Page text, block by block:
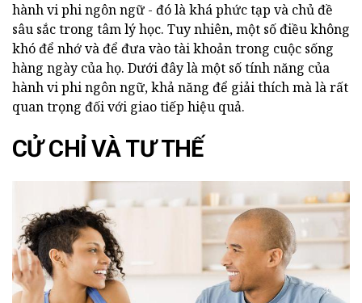
hành vi phi ngôn ngữ - đó là khá phức tạp và chủ đề
sâu sắc trong tâm lý học. Tuy nhiên, một số điều không
khó để nhớ và để đưa vào tài khoản trong cuộc sống
hàng ngày của họ. Dưới đây là một số tính năng của
hành vi phi ngôn ngữ, khả năng để giải thích mà là rất
quan trọng đối với giao tiếp hiệu quả.
CỬ CHỈ VÀ TƯ THẾ